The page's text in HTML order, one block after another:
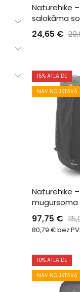
Naturehike
salokāma
24,65 €
15% ATLAIDE
NAV NOLIKTAVĀ
Naturehike
mugursoma
97,75 €
80,79 €bez
10% ATLAIDE
NAV NOLIKTAVĀ